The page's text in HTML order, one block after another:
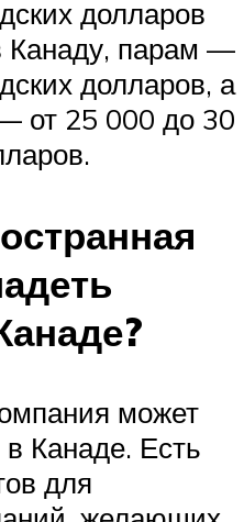
долларов
Канаду, парам —
долларов, а
от 25 000 до 30
может
Канаде. Есть
для